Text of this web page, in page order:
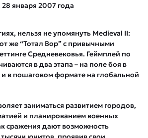
января 2007 года
нельзя не упомянуть Medieval II:
же “Тотал Вор” с привычными
Средневековья. Геймплей по
в два этапа – на поле боя в
в пошаговом формате на глобальной
заниматься развитием городов,
и планированием военных
сражения дают возможность